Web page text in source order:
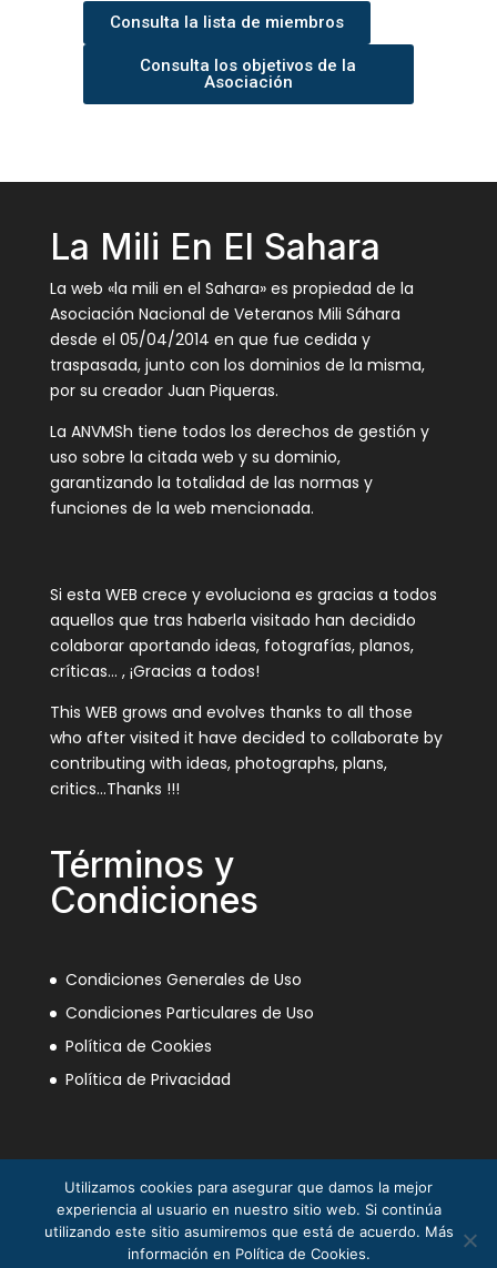
Consulta la lista de miembros
Consulta los objetivos de la
Asociación
La Mili En El Sahara
La web «la mili en el Sahara» es propiedad de la
Asociación Nacional de Veteranos Mili Sáhara
desde el 05/04/2014 en que fue cedida y
traspasada, junto con los dominios de la misma,
por su creador Juan Piqueras.
La ANVMSh tiene todos los derechos de gestión y
uso sobre la citada web y su dominio,
garantizando la totalidad de las normas y
funciones de la web mencionada.
Si esta WEB crece y evoluciona es gracias a todos
aquellos que tras haberla visitado han decidido
colaborar aportando ideas, fotografías, planos,
críticas… , ¡Gracias a todos!
This WEB grows and evolves thanks to all those
who after visited it have decided to collaborate by
contributing with ideas, photographs, plans,
critics…Thanks !!!
Términos y
Condiciones
Condiciones Generales de Uso
Condiciones Particulares de Uso
Política de Cookies
Política de Privacidad
La Mili en el Sáhara ® Juan Piqueras 2003-2013
Utilizamos cookies para asegurar que damos la mejor
experiencia al usuario en nuestro sitio web. Si continúa
utilizando este sitio asumiremos que está de acuerdo. Más
información en Política de Cookies.